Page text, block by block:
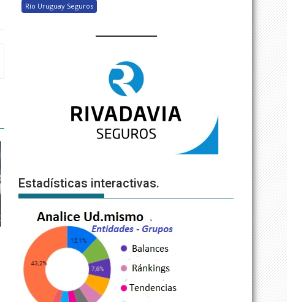
Río Uruguay Seguros
Estadísticas interactivas.